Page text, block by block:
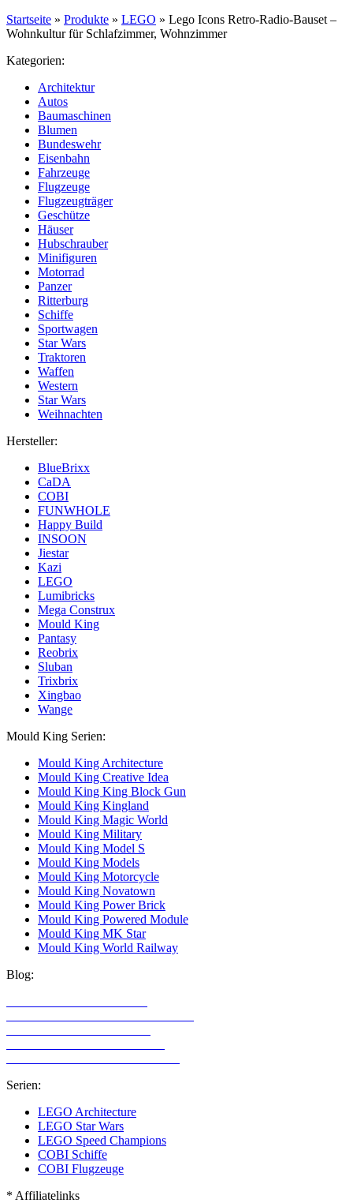
Startseite » Produkte » LEGO » Lego Icons Retro-Radio-Bauset –
Wohnkultur für Schlafzimmer, Wohnzimmer
Kategorien:
Architektur
Autos
Baumaschinen
Blumen
Bundeswehr
Eisenbahn
Fahrzeuge
Flugzeuge
Flugzeugträger
Geschütze
Häuser
Hubschrauber
Minifiguren
Motorrad
Panzer
Ritterburg
Schiffe
Sportwagen
Star Wars
Traktoren
Waffen
Western
Star Wars
Weihnachten
Hersteller:
BlueBrixx
CaDA
COBI
FUNWHOLE
Happy Build
INSOON
Jiestar
Kazi
LEGO
Lumibricks
Mega Construx
Mould King
Pantasy
Reobrix
Sluban
Trixbrix
Xingbao
Wange
Mould King Serien:
Mould King Architecture
Mould King Creative Idea
Mould King King Block Gun
Mould King Kingland
Mould King Magic World
Mould King Military
Mould King Model S
Mould King Models
Mould King Motorcycle
Mould King Novatown
Mould King Power Brick
Mould King Powered Module
Mould King MK Star
Mould King World Railway
Blog:
Serien:
LEGO Architecture
LEGO Star Wars
LEGO Speed Champions
COBI Schiffe
COBI Flugzeuge
* Affiliatelinks